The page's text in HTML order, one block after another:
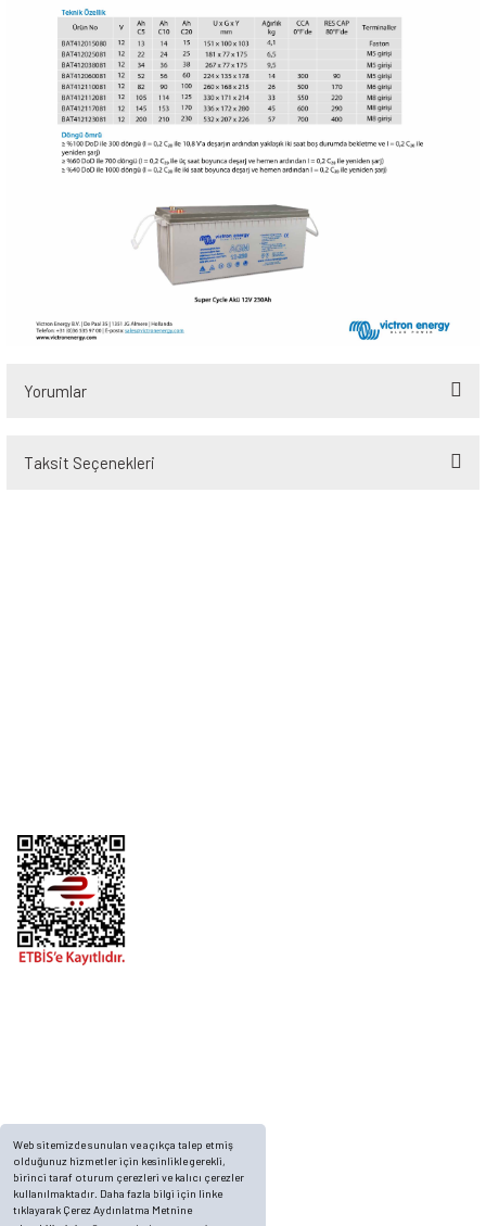
Web sitemizde sunulan ve açıkça talep etmiş
olduğunuz hizmetler için kesinlikle gerekli,
birinci taraf oturum çerezleri ve kalıcı çerezler
kullanılmaktadır. Daha fazla bilgi için linke
tıklayarak Çerez Aydınlatma Metnine
Yorumlar
Taksit Seçenekleri